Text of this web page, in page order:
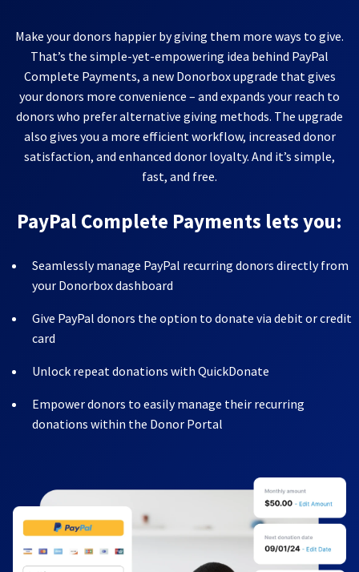
Make your donors happier by giving them more ways to give.
That’s the simple-yet-empowering idea behind PayPal
Complete Payments, a new Donorbox upgrade that gives
your donors more convenience – and expands your reach to
donors who prefer alternative giving methods. The upgrade
also gives you a more efficient workflow, increased donor
satisfaction, and enhanced donor loyalty. And it’s simple,
fast, and free.
PayPal Complete Payments lets you:
Seamlessly manage PayPal recurring donors directly from
your Donorbox dashboard
Give PayPal donors the option to donate via debit or credit
card
Unlock repeat donations with QuickDonate
Empower donors to easily manage their recurring
donations within the Donor Portal